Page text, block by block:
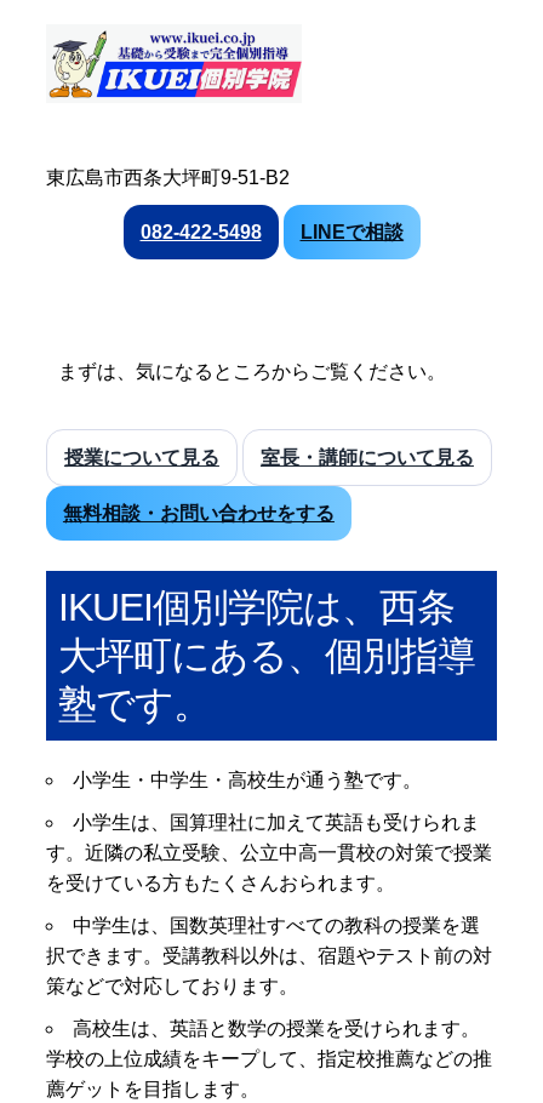
東広島市西条大坪町9-51-B2
082-422-5498 LINEで相談
まずは、気になるところからご覧ください。
授業について見る 室長・講師について見る
無料相談・お問い合わせをする
IKUEI個別学院は、西条
大坪町にある、個別指導
塾です。
小学生・中学生・高校生が通う塾です。
小学生は、国算理社に加えて英語も受けられま
す。近隣の私立受験、公立中高一貫校の対策で授業
を受けている方もたくさんおられます。
中学生は、国数英理社すべての教科の授業を選
択できます。受講教科以外は、宿題やテスト前の対
策などで対応しております。
高校生は、英語と数学の授業を受けられます。
学校の上位成績をキープして、指定校推薦などの推
薦ゲットを目指します。